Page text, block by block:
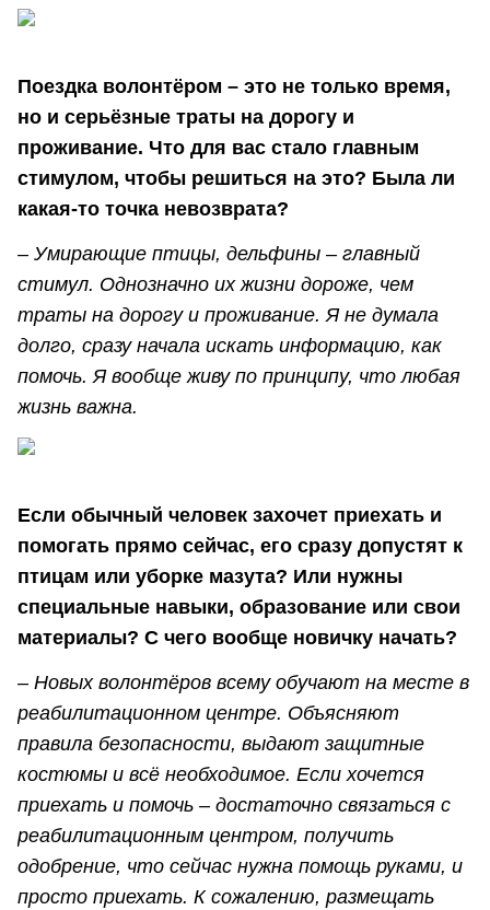
Поездка волонтёром – это не только время,
но и серьёзные траты на дорогу и
проживание. Что для вас стало главным
стимулом, чтобы решиться на это? Была ли
какая-то точка невозврата?
– Умирающие птицы, дельфины – главный
стимул. Однозначно их жизни дороже, чем
траты на дорогу и проживание. Я не думала
долго, сразу начала искать информацию, как
помочь. Я вообще живу по принципу, что любая
жизнь важна.
Если обычный человек захочет приехать и
помогать прямо сейчас, его сразу допустят к
птицам или уборке мазута? Или нужны
специальные навыки, образование или свои
материалы? С чего вообще новичку начать?
– Новых волонтёров всему обучают на месте в
реабилитационном центре. Объясняют
правила безопасности, выдают защитные
костюмы и всё необходимое. Если хочется
приехать и помочь – достаточно связаться с
реабилитационным центром, получить
одобрение, что сейчас нужна помощь руками, и
просто приехать. К сожалению, размещать